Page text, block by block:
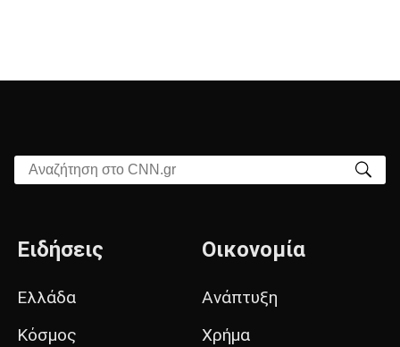
Αναζήτηση στο CNN.gr
Ειδήσεις
Ελλάδα
Κόσμος
Οικονομία
Ανάπτυξη
Χρήμα